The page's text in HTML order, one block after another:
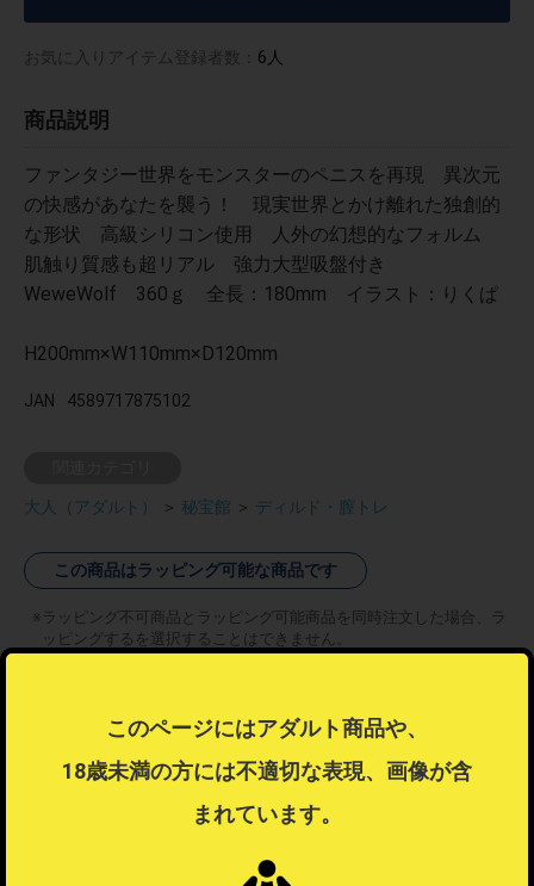
お気に入りアイテム登録者数： 6人
商品説明
ファンタジー世界をモンスターのペニスを再現 異次元
の快感があなたを襲う！ 現実世界とかけ離れた独創的
な形状 高級シリコン使用 人外の幻想的なフォルム
肌触り質感も超リアル 強力大型吸盤付き
WeweWolf 360ｇ 全長：180mm イラスト：りくぱ
H200mm×W110mm×D120mm
JAN 4589717875102
大人（アダルト） ＞ 秘宝館 ＞ ディルド・膣トレ
この商品はラッピング可能な商品です
ラッピング不可商品とラッピング可能商品を同時注文した場合、ラ
ッピングするを選択することはできません。
このページにはアダルト商品や、
18歳未満の方には不適切な表現、画像が含
まれています。